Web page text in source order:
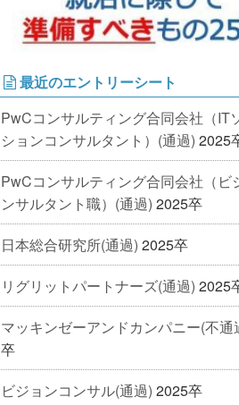
最近のエントリーシート
PwCコンサルティング合同会社（IT
ションコンサルタント）(通過) 2025
PwCコンサルティング合同会社（ビ
ンサルタント職）(通過) 2025卒
日本総合研究所(通過) 2025卒
リグリットパートナーズ(通過) 2025
マッキンゼーアンドカンパニー(不通
卒
ビジョンコンサル(通過) 2025卒